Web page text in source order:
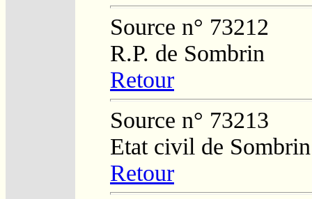
Source n° 73212
R.P. de Sombrin
Retour
Source n° 73213
Etat civil de Sombrin
Retour